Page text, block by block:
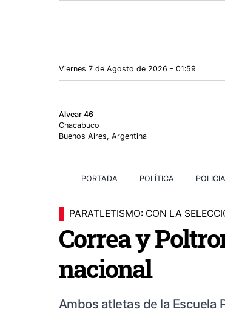
Viernes 7 de Agosto de 2026 - 01:59
Alvear 46
Chacabuco
Buenos Aires, Argentina
PORTADA POLÍTICA
PARATLETISMO: CON LA
Correa y
nacional
Ambos atletas de la Escuela